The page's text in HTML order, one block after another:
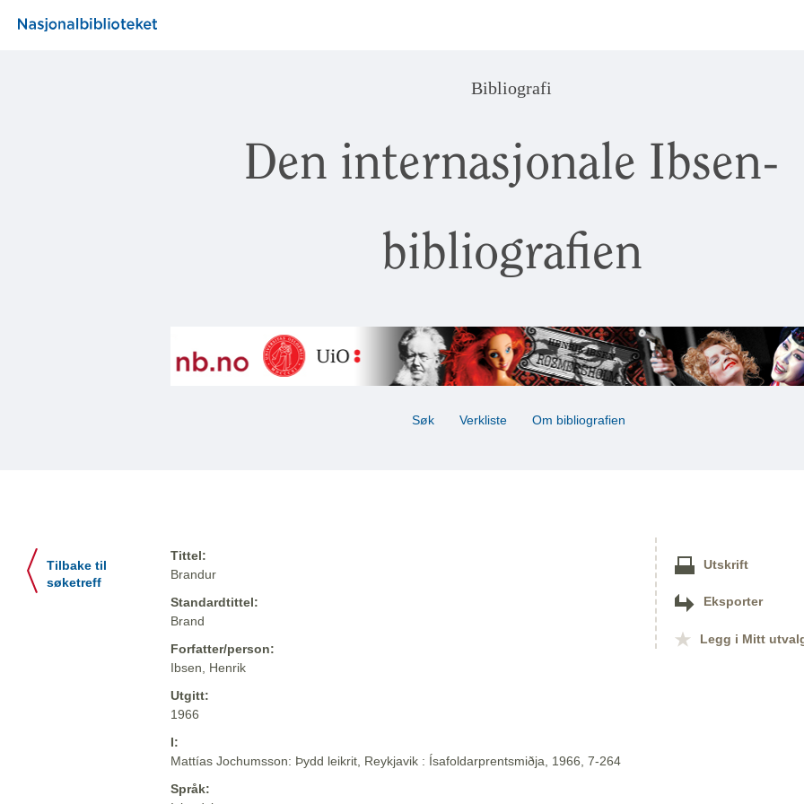
Bibliografi
Den internasjonale Ibsen-
bibliografien
Søk Verkliste Om bibliografien
Tilbake til
søketreff
Tittel:
Brandur
Standardtittel:
Brand
Forfatter/person:
Ibsen, Henrik
Utgitt:
1966
I:
Mattías Jochumsson: Þydd leikrit, Reykjavik : Ísafoldarprentsmiðja, 1966, 7-264
Språk:
Utskrift
Eksporter
Legg i Mitt